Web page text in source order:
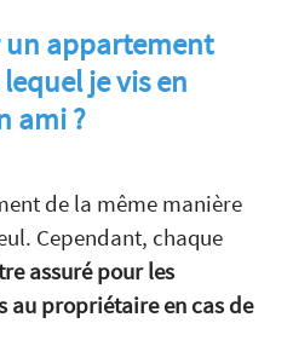
un appartement
je vis en
ami ?
de la même manière
Cependant, chaque
assuré pour les
au propriétaire en cas de